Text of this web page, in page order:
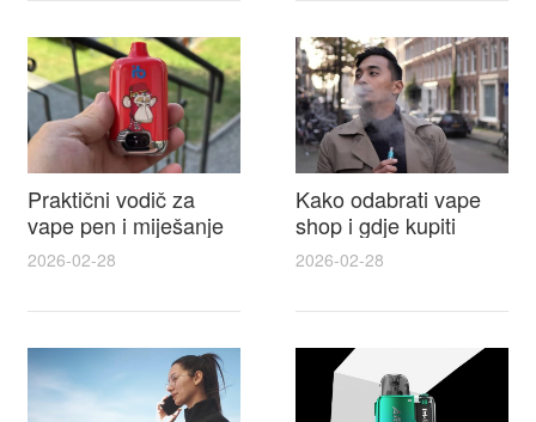
Praktični vodič za
vape pen i miješanje
e tekućina za sigurnije
punjenje i bolje okuse
2026-02-28
Kako odabrati vape
shop i gdje kupiti
Disposable Vapes uz
najbolje cijene
2026-02-28